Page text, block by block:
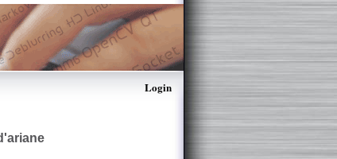
Login